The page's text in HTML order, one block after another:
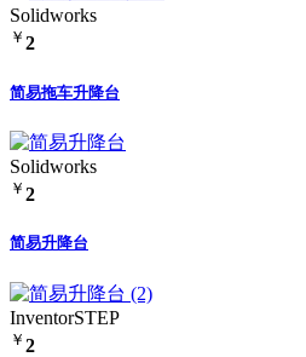
Solidworks
￥ 2
简易拖车升降台
Solidworks
￥ 2
简易升降台
InventorSTEP
￥ 2